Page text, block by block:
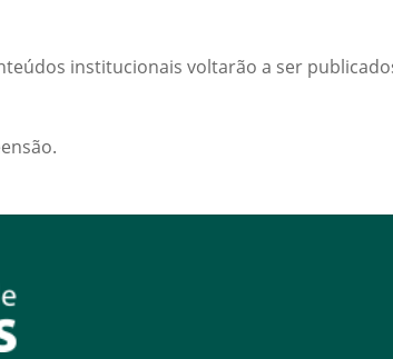
institucionais voltarão a ser